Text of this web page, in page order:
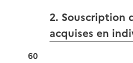
2. Souscription
acquises en
60